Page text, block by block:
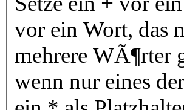
vor ein Wort, das
mehrere WÃ¶rter
wenn nur eines